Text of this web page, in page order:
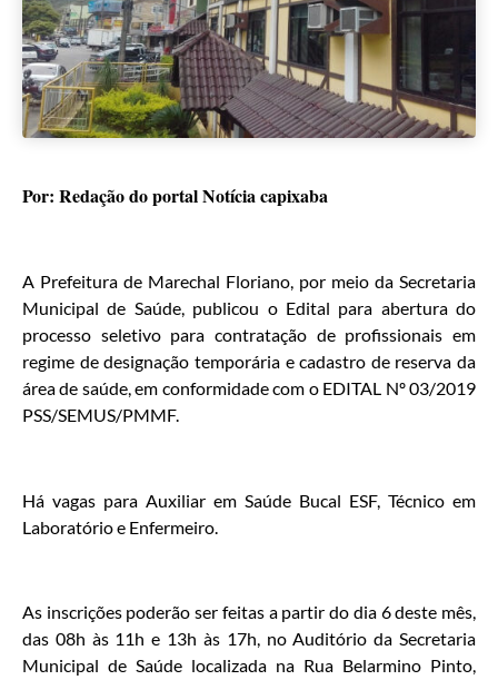
Por: Redação do portal Notícia capixaba
A Prefeitura de Marechal Floriano, por meio da Secretaria
Municipal de Saúde, publicou o Edital para abertura do
processo seletivo para contratação de profissionais em
regime de designação temporária e cadastro de reserva da
área de saúde, em conformidade com o EDITAL Nº 03/2019
PSS/SEMUS/PMMF.
Há vagas para Auxiliar em Saúde Bucal ESF, Técnico em
Laboratório e Enfermeiro.
As inscrições poderão ser feitas a partir do dia 6 deste mês,
das 08h às 11h e 13h às 17h, no Auditório da Secretaria
Municipal de Saúde localizada na Rua Belarmino Pinto,